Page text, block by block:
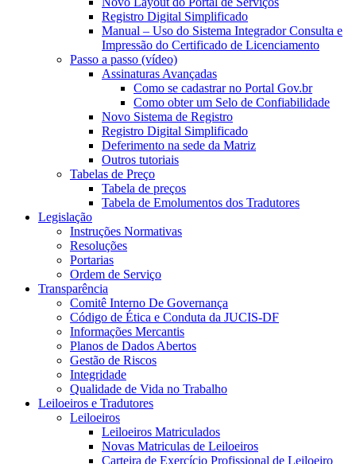
Registro Digital Simplificado
Manual – Uso do Sistema Integrador Consulta e
Impressão do Certificado de Licenciamento
Passo a passo (vídeo)
Assinaturas Avançadas
Como se cadastrar no Portal Gov.br
Como obter um Selo de Confiabilidade
Novo Sistema de Registro
Registro Digital Simplificado
Deferimento na sede da Matriz
Outros tutoriais
Tabelas de Preço
Tabela de preços
Tabela de Emolumentos dos Tradutores
Legislação
Instruções Normativas
Resoluções
Portarias
Ordem de Serviço
Transparência
Comitê Interno De Governança
Código de Ética e Conduta da JUCIS-DF
Informações Mercantis
Planos de Dados Abertos
Gestão de Riscos
Integridade
Qualidade de Vida no Trabalho
Leiloeiros e Tradutores
Leiloeiros
Leiloeiros Matriculados
Novas Matriculas de Leiloeiros
Carteira de Exercício Profissional de Leiloeiro